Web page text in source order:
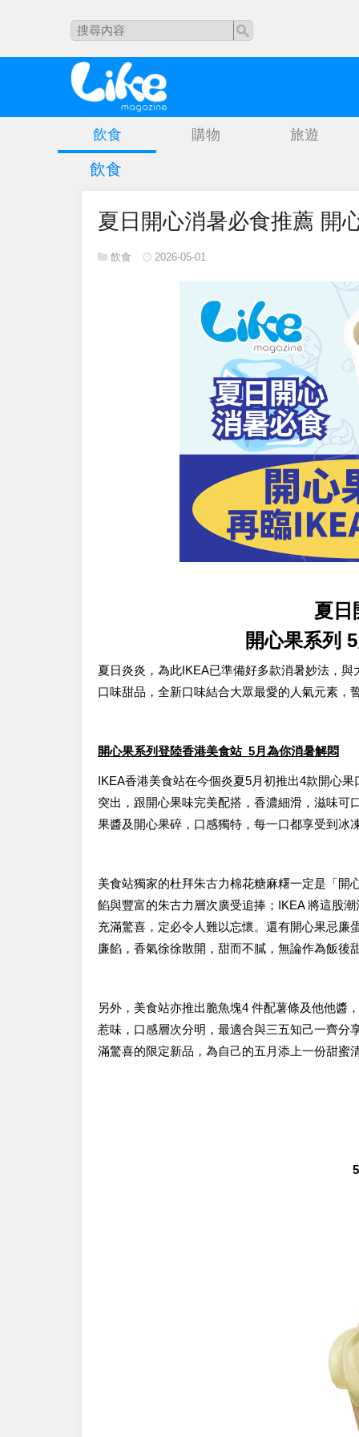
飲食 購物 旅遊
飲食
夏日開心消暑必食推薦 開
飲食 2026-05-01
夏日
開心果系列
夏日炎炎，為此IKEA已準備好多款消暑妙法，
口味甜品，全新口味結合大眾最愛的人氣元素，
開心果系列登陸香港美食站 5月為你消暑解悶
IKEA香港美食站在今個炎夏5月初推出4款開心
突出，跟開心果味完美配搭，香濃細滑，滋味可
果醬及開心果碎，口感獨特，每一口都享受到冰
美食站獨家的杜拜朱古力棉花糖麻糬一定是「開
餡與豐富的朱古力層次廣受追捧；IKEA 將這股
充滿驚喜，定必令人難以忘懷。還有開心果忌廉
廉餡，香氣徐徐散開，甜而不膩，無論作為飯
另外，美食站亦推出脆魚塊4 件配薯條及他他醬
惹味，口感層次分明，最適合與三五知己一齊分
滿驚喜的限定新品，為自己的五月添上一份甜蜜